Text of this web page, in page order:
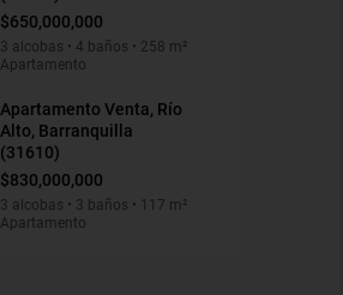
$650,000,000
3 alcobas • 4 baños • 258 m²
Apartamento
Apartamento Venta, Río
Alto, Barranquilla
(31610)
$830,000,000
3 alcobas • 3 baños • 117 m²
Apartamento